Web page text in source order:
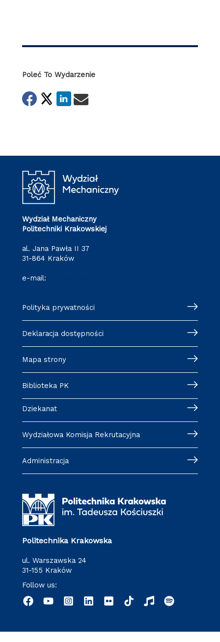
Poleć To Wydarzenie
Wydział Mechaniczny
Politechniki Krakowskiej
al. Jana Pawła II 37
31-864 Kraków
e-mail:
Polityka prywatności
Deklaracja dostępności
Mapa strony
Biblioteka PK
Dziekanat
Wydziałowa Komisja Rekrutacyjna
Administracja
Politechnika Krakowska
ul. Warszawska 24
31-155 Kraków
Follow us: